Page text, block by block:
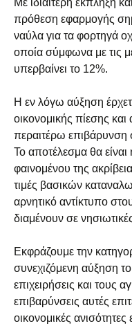
Με ιδιαίτερη έκπληξη
πρόθεση εφαρμογής
ναύλα για τα φορτηγά
οποία σύμφωνα με τις
υπερβαίνει το 12%.
Η εν λόγω αύξηση
οικονομικής πίεσης
περαιτέρω
Το αποτέλεσμα θα
φαινομένου της
τιμές βασικών
αρνητικό αντίκτυπο
διαμένουν σε
Εκφράζουμε την
συνεχιζόμενη αύξηση
επιχειρήσεις και τους
επιβαρύνσεις αυτές
οικονομικές